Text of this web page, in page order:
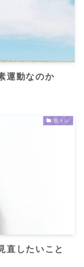
運動なのか
筋トレ
直したいこと